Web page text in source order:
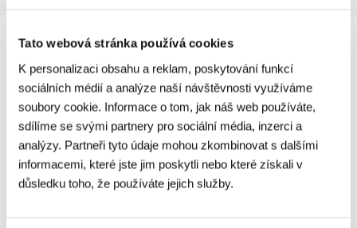
Tato webová stránka používá cookies
K personalizaci obsahu a reklam, poskytování funkcí
sociálních médií a analýze naší návštěvnosti využíváme
soubory cookie. Informace o tom, jak náš web používáte,
sdílíme se svými partnery pro sociální média, inzerci a
analýzy. Partneři tyto údaje mohou zkombinovat s dalšími
informacemi, které jste jim poskytli nebo které získali v
důsledku toho, že používáte jejich služby.